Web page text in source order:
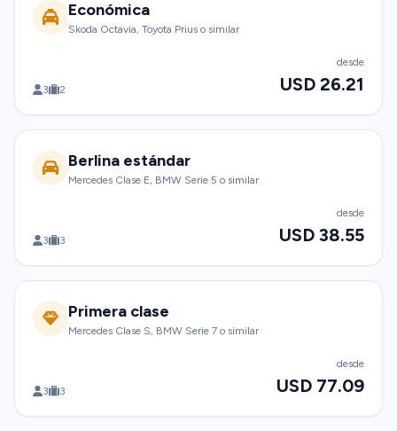
Económica
Skoda Octavia, Toyota Prius o similar
3 2
desde
USD 26.21
Berlina estándar
Mercedes Clase E, BMW Serie 5 o similar
3 3
desde
USD 38.55
Primera clase
Mercedes Clase S, BMW Serie 7 o similar
3 3
desde
USD 77.09